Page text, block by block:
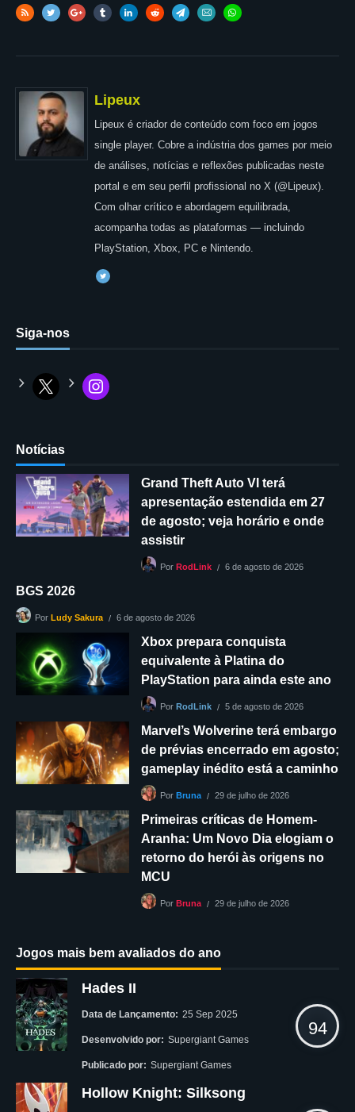
Lipeux
Lipeux é criador de conteúdo com foco em jogos
single player. Cobre a indústria dos games por meio
de análises, notícias e reflexões publicadas neste
portal e em seu perfil profissional no X (@Lipeux).
Com olhar crítico e abordagem equilibrada,
acompanha todas as plataformas — incluindo
PlayStation, Xbox, PC e Nintendo.
Siga-nos
Notícias
Grand Theft Auto VI terá
apresentação estendida em 27
de agosto; veja horário e onde
assistir
Por RodLink 6 de agosto de 2026
BGS 2026
Por Ludy Sakura 6 de agosto de 2026
Xbox prepara conquista
equivalente à Platina do
PlayStation para ainda este ano
Por RodLink 5 de agosto de 2026
Marvel’s Wolverine terá embargo
de prévias encerrado em agosto;
gameplay inédito está a caminho
Por Bruna 29 de julho de 2026
Primeiras críticas de Homem-
Aranha: Um Novo Dia elogiam o
retorno do herói às origens no
MCU
Por Bruna 29 de julho de 2026
Jogos mais bem avaliados do ano
Hades II
Data de Lançamento: 25 Sep 2025
Desenvolvido por: Supergiant Games
Publicado por: Supergiant Games
94
Hollow Knight: Silksong